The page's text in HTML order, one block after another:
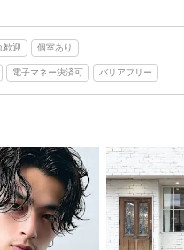
歓迎 個室あり
電子マネー決済可 バリアフリー